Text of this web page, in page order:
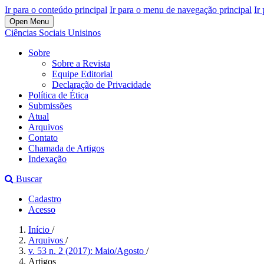
Ir para o conteúdo principal Ir para o menu de navegação principal Ir
Open Menu
Ciências Sociais Unisinos
Sobre
Sobre a Revista
Equipe Editorial
Declaração de Privacidade
Política de Ética
Submissões
Atual
Arquivos
Contato
Chamada de Artigos
Indexação
Buscar
Cadastro
Acesso
Início /
Arquivos /
v. 53 n. 2 (2017): Maio/Agosto /
Artigos